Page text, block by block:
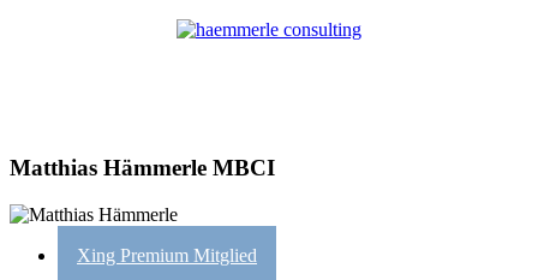
Matthias Hämmerle MBCI
Xing Premium Mitglied